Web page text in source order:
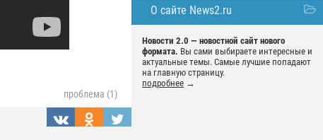
О сайте News2.ru
Новости 2.0 — новостной сайт нового
формата. Вы сами выбираете интересные и
актуальные темы. Самые лучшие попадают
на главную страницу.
подробнее →
проблема (1)